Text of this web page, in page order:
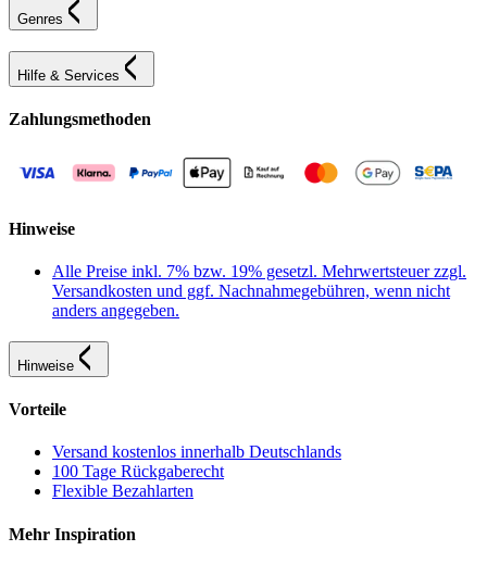
Genres
Hilfe & Services
Zahlungsmethoden
Hinweise
Alle Preise inkl. 7% bzw. 19% gesetzl. Mehrwertsteuer zzgl.
Versandkosten und ggf. Nachnahmegebühren, wenn nicht
anders angegeben.
Hinweise
Vorteile
Versand kostenlos innerhalb Deutschlands
100 Tage Rückgaberecht
Flexible Bezahlarten
Mehr Inspiration